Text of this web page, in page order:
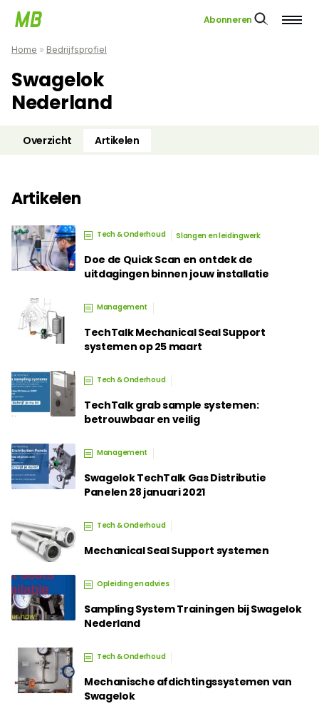
Abonneren
Home » Bedrijfsprofiel
Swagelok
Nederland
Overzicht Artikelen
Artikelen
Tech & Onderhoud Slangen en leidingwerk
Doe de Quick Scan en ontdek de
uitdagingen binnen jouw installatie
Management
TechTalk Mechanical Seal Support
systemen op 25 maart
Tech & Onderhoud
TechTalk grab sample systemen:
betrouwbaar en veilig
Management
Swagelok TechTalk Gas Distributie
Panelen 28 januari 2021
Tech & Onderhoud
Mechanical Seal Support systemen
Opleiding en advies
Sampling System Trainingen bij Swagelok
Nederland
Tech & Onderhoud
Mechanische afdichtingssystemen van
Swagelok